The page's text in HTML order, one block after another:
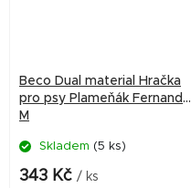
Beco Dual material Hračka
pro psy Plameňák Fernando
M
Skladem (5 ks)
343 Kč / ks